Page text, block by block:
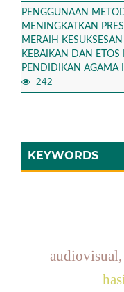
PENGGUNAAN
MENINGKATKAN
MERAIH
KEBAIKAN DAN ETOS
PENDIDIKAN AGAMA
242
KEYWORDS
audiovisual,